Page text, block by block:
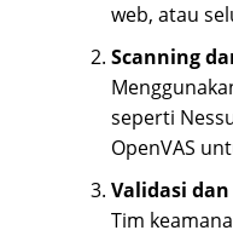
web, atau
Scanning
seperti
OpenVAS
Validasi
Tim